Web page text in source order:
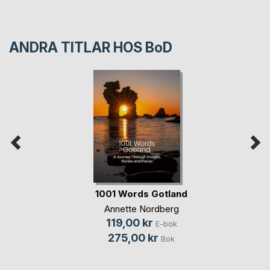
ANDRA TITLAR HOS BoD
1001 Words Gotland
Annette Nordberg
119,00 kr E-bok
275,00 kr Bok